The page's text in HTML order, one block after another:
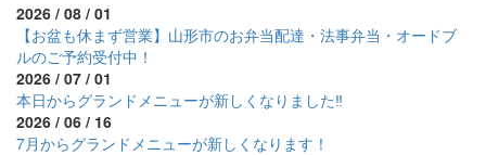
2026 / 08 / 01
【お盆も休まず営業】山形市のお弁当配達・法事弁当・オードブ
ルのご予約受付中！
2026 / 07 / 01
本日からグランドメニューが新しくなりました‼
2026 / 06 / 16
7月からグランドメニューが新しくなります！